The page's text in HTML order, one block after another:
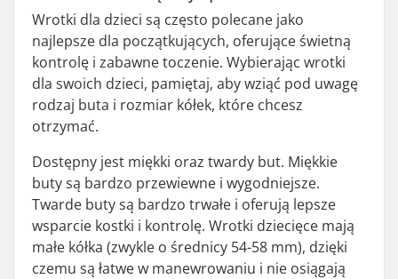
Wrotki dla dzieci są często polecane jako
najlepsze dla początkujących, oferujące świetną
kontrolę i zabawne toczenie. Wybierając wrotki
dla swoich dzieci, pamiętaj, aby wziąć pod uwagę
rodzaj buta i rozmiar kółek, które chcesz
otrzymać.
Dostępny jest miękki oraz twardy but. Miękkie
buty są bardzo przewiewne i wygodniejsze.
Twarde buty są bardzo trwałe i oferują lepsze
wsparcie kostki i kontrolę. Wrotki dziecięce mają
małe kółka (zwykle o średnicy 54-58 mm), dzięki
czemu są łatwe w manewrowaniu i nie osiągają